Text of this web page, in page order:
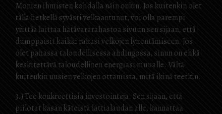
Monien ihmisten kohdalla näin onkin. Jos kuitenkin olet
tällä hetkellä syvästi velkaantunut, voi olla parempi
yrittää laittaa hätävararahastoa sivuun sen sijaan, että
dumppaisit kaikki rahasi velkojen lyhentämiseen. Jos
olet pahassa taloudellisessa ahdingossa, sinun on ehkä
keskitettävä taloudellinen energiasi muualle. Vältä
kuitenkin uusien velkojen ottamista, mitä ikinä teetkin.
3.) Tee konkreettisia investointeja. Sen sijaan, että
piilotat kasan käteistä lattialaudan alle, kannattaa